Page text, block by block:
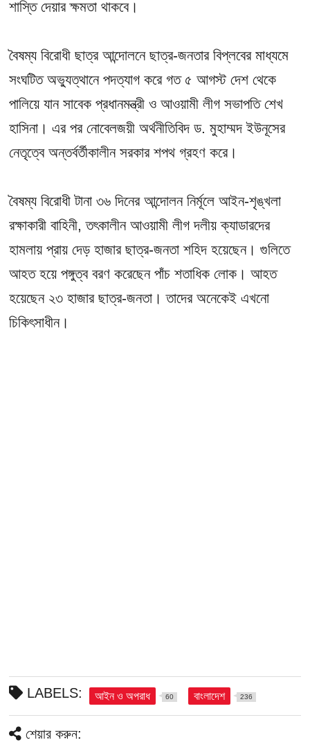
শাস্তি দেয়ার ক্ষমতা থাকবে।
বৈষম্য বিরোধী ছাত্র আন্দোলনে ছাত্র-জনতার বিপ্লবের মাধ্যমে
সংঘটিত অভ্যুত্থানে পদত্যাগ করে গত ৫ আগস্ট দেশ থেকে
পালিয়ে যান সাবেক প্রধানমন্ত্রী ও আওয়ামী লীগ সভাপতি শেখ
হাসিনা। এর পর নোবেলজয়ী অর্থনীতিবিদ ড. মুহাম্মদ ইউনূসের
নেতৃত্বে অন্তর্বর্তীকালীন সরকার শপথ গ্রহণ করে।
বৈষম্য বিরোধী টানা ৩৬ দিনের আন্দোলন নির্মূলে আইন-শৃঙ্খলা
রক্ষাকারী বাহিনী, তৎকালীন আওয়ামী লীগ দলীয় ক্যাডারদের
হামলায় প্রায় দেড় হাজার ছাত্র-জনতা শহিদ হয়েছেন। গুলিতে
আহত হয়ে পঙ্গুত্ব বরণ করেছেন পাঁচ শতাধিক লোক। আহত
হয়েছেন ২৩ হাজার ছাত্র-জনতা। তাদের অনেকেই এখনো
চিকিৎসাধীন।
LABELS: আইন ও অপরাধ 60 বাংলাদেশ 236
শেয়ার করুন: